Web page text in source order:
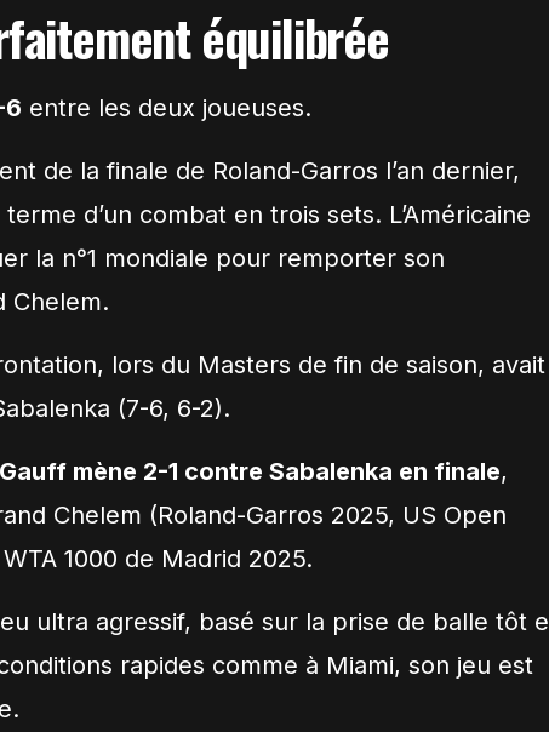
équilibrée
6 entre les deux joueuses.
de la finale de Roland-Garros l’an dernier,
d’un combat en trois sets. L’Américaine
la n°1 mondiale pour remporter son
Chelem.
lors du Masters de fin de saison, avait
(7-6, 6-2).
Gauff mène 2-1 contre Sabalenka en finale,
Chelem (Roland-Garros 2025, US Open
1000 de Madrid 2025.
ultra agressif, basé sur la prise de balle tôt
rapides comme à Miami, son jeu est